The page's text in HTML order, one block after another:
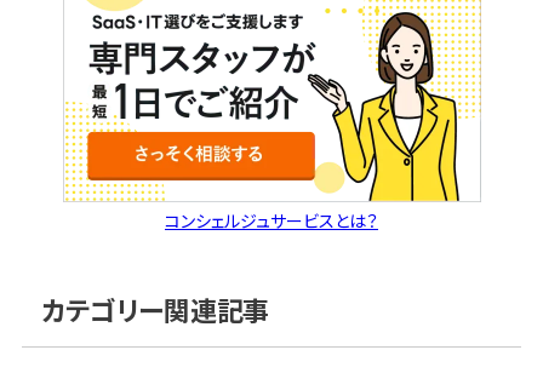
コンシェルジュサービスとは？
カテゴリー関連記事